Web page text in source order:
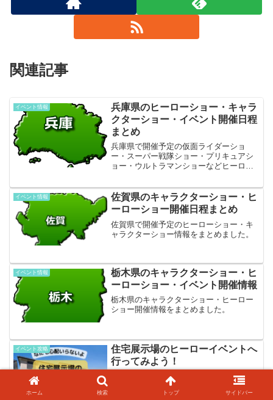
関連記事
イベント情報
兵庫県のヒーローショー・キャラ
クターショー・イベント開催日程
まとめ
兵庫県で開催予定の仮面ライダーショ
ー・スーパー戦隊ショー・プリキュアシ
ョー・ウルトラマンショーなどヒーロー
イベント情報
佐賀県のキャラクターショー・ヒ
ーローショー開催日程まとめ
佐賀県で開催予定のヒーローショー・キ
ャラクターショー情報をまとめました。
イベント情報
栃木県のキャラクターショー・ヒ
ーローショー・イベント開催情報
栃木県のキャラクターショー・ヒーロー
ショー開催情報をまとめました。
イベント攻略
住宅展示場のヒーローイベントへ
行ってみよう！
住宅展示場のヒーローショー・ヒーロー
写真撮影会へ行ってみよう。住宅展示場
のヒーローイベントに参加したことがな
ホーム 検索 トップ サイドバー